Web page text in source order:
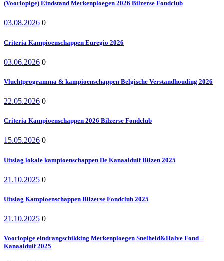
(Voorlopige) Eindstand Merkenploegen 2026 Bilzerse Fondclub
03.08.2026 0
Criteria Kampioenschappen Euregio 2026
03.06.2026 0
Vluchtprogramma & kampioenschappen Belgische Verstandhouding 2026
22.05.2026 0
Criteria Kampioenschappen 2026 Bilzerse Fondclub
15.05.2026 0
Uitslag lokale kampioenschappen De Kanaalduif Bilzen 2025
21.10.2025 0
Uitslag Kampioenschappen Bilzerse Fondclub 2025
21.10.2025 0
Voorlopige eindrangschikking Merkenploegen Snelheid&Halve Fond –
Kanaalduif 2025